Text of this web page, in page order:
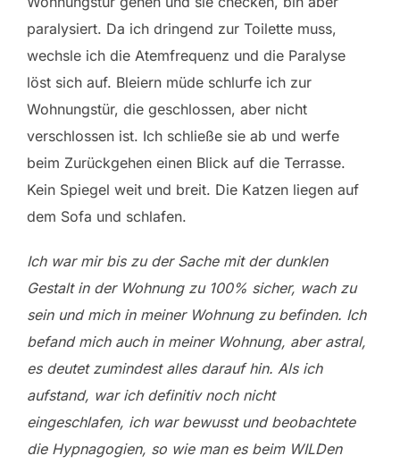
paralysiert. Da ich dringend zur Toilette muss,
wechsle ich die Atemfrequenz und die Paralyse
löst sich auf. Bleiern müde schlurfe ich zur
Wohnungstür, die geschlossen, aber nicht
verschlossen ist. Ich schließe sie ab und werfe
beim Zurückgehen einen Blick auf die Terrasse.
Kein Spiegel weit und breit. Die Katzen liegen auf
dem Sofa und schlafen.
Ich war mir bis zu der Sache mit der dunklen
Gestalt in der Wohnung zu 100% sicher, wach zu
sein und mich in meiner Wohnung zu befinden. Ich
befand mich auch in meiner Wohnung, aber astral,
es deutet zumindest alles darauf hin. Als ich
aufstand, war ich definitiv noch nicht
eingeschlafen, ich war bewusst und beobachtete
die Hypnagogien, so wie man es beim WILDen